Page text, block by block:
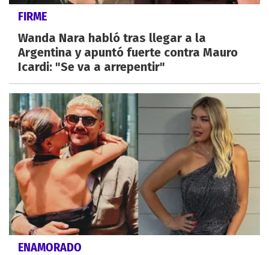
FIRME
Wanda Nara habló tras llegar a la
Argentina y apuntó fuerte contra Mauro
Icardi: "Se va a arrepentir"
ENAMORADO